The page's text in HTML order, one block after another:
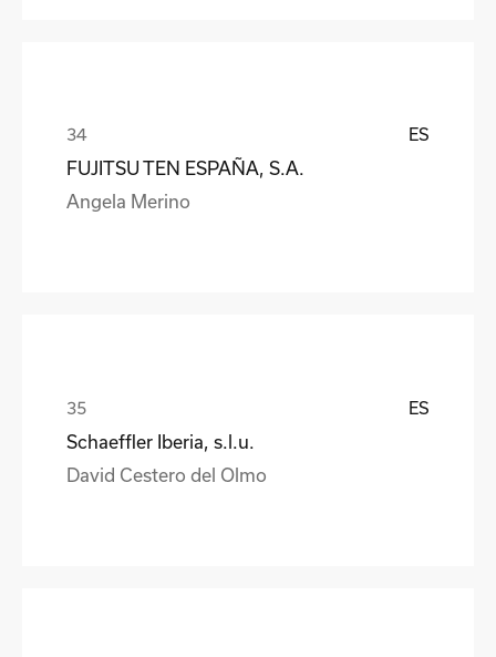
ES
FUJITSU TEN ESPAÑA, S.A.
Angela Merino
ES
Schaeffler Iberia, s.l.u.
David Cestero del Olmo